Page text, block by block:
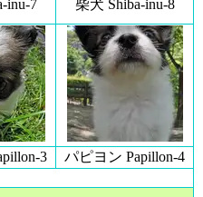
inu-7 柴犬 Shiba-inu-8
3
パピヨン Papillon-4